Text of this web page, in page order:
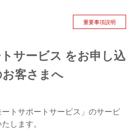
重要事項説明
サービス をお申し込
客さまへ
トサポートサービス」のサービ
します。